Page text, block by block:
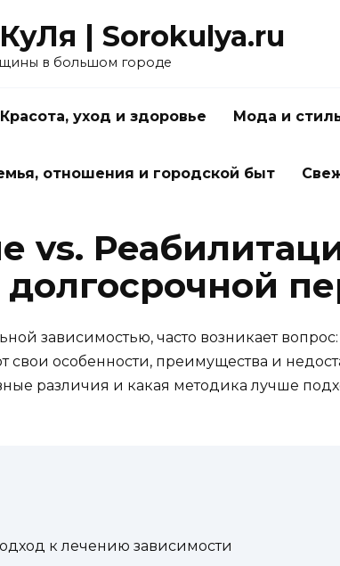
| Sorokulya.ru
в большом городе
Красота, уход и здоровье Мода и
отношения и городской быт
vs.
зависимостью, часто возникает
свои особенности, преимущества и
различия и какая методика лучше
к лечению зависимости